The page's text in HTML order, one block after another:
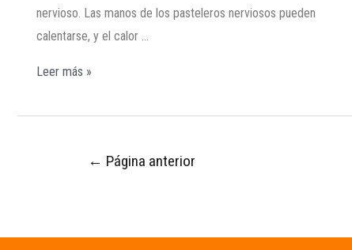
nervioso. Las manos de los pasteleros nerviosos pueden
calentarse, y el calor …
Leer más »
← Página anterior